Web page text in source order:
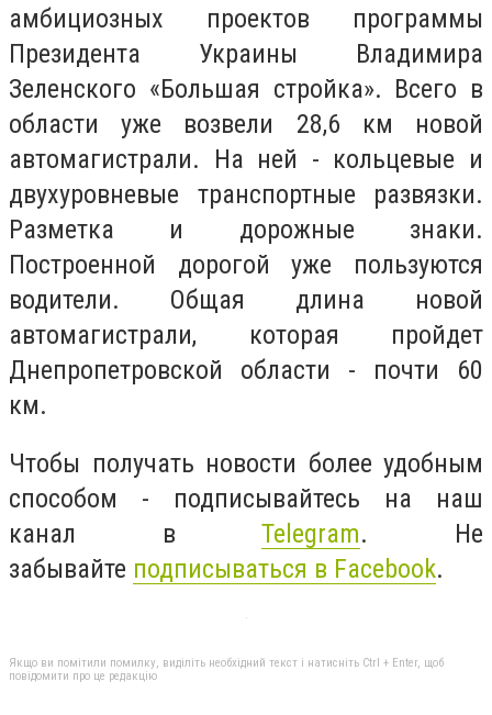
амбициозных проектов программы
Президента Украины Владимира
Зеленского «Большая стройка». Всего в
области уже возвели 28,6 км новой
автомагистрали. На ней - кольцевые и
двухуровневые транспортные развязки.
Разметка и дорожные знаки.
Построенной дорогой уже пользуются
водители. Общая длина новой
автомагистрали, которая пройдет
Днепропетровской области - почти 60
км.
Чтобы получать новости более удобным
способом - подписывайтесь на наш
канал вTelegram. Не
забывайте подписываться в Facebook.
Якщо ви помітили помилку, виділіть необхідний текст і натисніть Ctrl + Enter, щоб
повідомити про це редакцію